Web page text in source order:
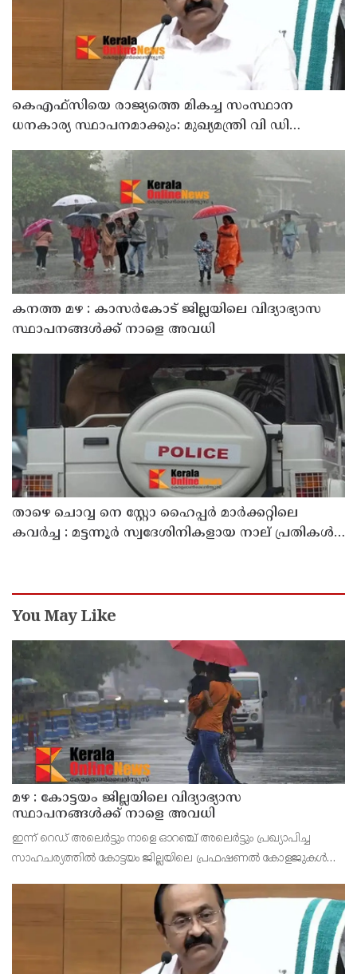
കെഎഫ്‌സിയെ രാജ്യത്തെ മികച്ച സംസ്ഥാന
ധനകാര്യ സ്ഥാപനമാക്കും: മുഖ്യമന്ത്രി വി ഡി
സതീശൻ
കനത്ത മഴ : കാസർകോട് ജില്ലയിലെ വിദ്യാഭ്യാസ
സ്ഥാപനങ്ങൾക്ക് നാളെ അവധി
താഴെ ചൊവ്വ നെ സ്റ്റോ ഹൈപ്പർ മാർക്കറ്റിലെ
കവർച്ച : മട്ടന്നൂർ സ്വദേശിനികളായ നാല് പ്രതികൾ
You May Like
മഴ : കോട്ടയം ജില്ലയിലെ വിദ്യാഭ്യാസ
സ്ഥാപനങ്ങൾക്ക് നാളെ അവധി
ഇന്ന് റെഡ് അലെർട്ടും നാളെ ഓറഞ്ച് അലെർട്ടും പ്രഖ്യാപിച്ച
സാഹചര്യത്തിൽ കോട്ടയം ജില്ലയിലെ പ്രഫഷണൽ കോളജുകൾ
വെള്ളി) ജില്ലാ കളക്ടർ ചേതൻ കുമാർ മീ